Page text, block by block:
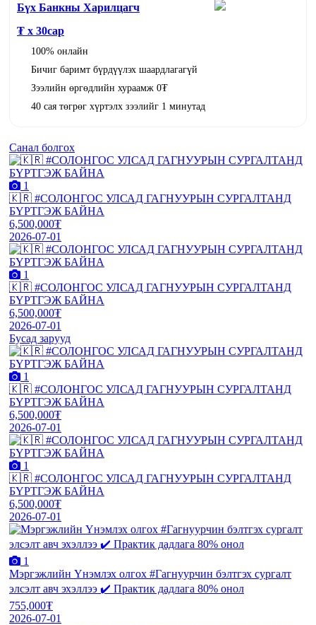
Бүх Банкны Харилцагч
₮ x 30сар
100% онлайн
Бичиг баримт бүрдүүлэх шаардлагагүй
Зээлийн өргөдлийн хураамж 0₮
40 сая төгрөг хүртэлх зээлийг 1 минутад
Санал болгох
1
🇰🇷 #СОЛОНГОС УЛСАД ГАГНУУРЫН СУРГАЛТАНД
БҮРТГЭЖ БАЙНА
6,500,000₮
2026-07-01
1
🇰🇷 #СОЛОНГОС УЛСАД ГАГНУУРЫН СУРГАЛТАНД
БҮРТГЭЖ БАЙНА
6,500,000₮
2026-07-01
Бусад зарууд
1
🇰🇷 #СОЛОНГОС УЛСАД ГАГНУУРЫН СУРГАЛТАНД
БҮРТГЭЖ БАЙНА
6,500,000₮
2026-07-01
1
🇰🇷 #СОЛОНГОС УЛСАД ГАГНУУРЫН СУРГАЛТАНД
БҮРТГЭЖ БАЙНА
6,500,000₮
2026-07-01
1
Мэргэжлийн Үнэмлэх олгох #Гагнуурчин бэлтгэх сургалт
элсэлт авч эхэллээ ✔️ Практик дадлага 80% онол
755,000₮
2026-07-01